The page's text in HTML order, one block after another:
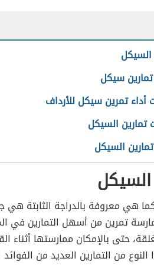
السيكل
سيكل
تمرين سيكل للأرداف
تمارين السيكل
السيكل
هي معروفة بالدراجة الثابتة هي
تمرين من أسهل التمارين في
حتى بالإمكان ممارستها أثناء
النوع من التمارين العديد من